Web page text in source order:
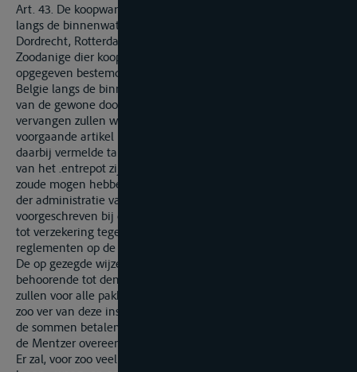
Art. 43. De koopwaren, komende uit Belgie of van den Rijn
langs de binnenwateren, zullen in de entrepots van
Dordrecht, Rotterdam en Amsterdam worden toegelaten.
Zoodanige dier koopwaren, welke later zouden worden
opgegeven bestemd te zijn, het zij voor den Rijn, het zij voor
Belgie langs de binnenwateren, zullen insgelijks bevrijd zijn
van de gewone doorvoer-regten, die, voor dat geval,
vervangen zullen worden door het vaste regt bij het
voorgaande artikel bepaald, en door die begrepen in de
daarbij vermelde tarieven, onverschillig welke ook de plaats
van het .entrepot zij, die men onder de hierboven vermelde
zoude mogen hebben gekozen, behoudens de formaliteiten
der administratie van de in- en uitgaande regten,
voorgeschreven bij de algemeene Nederlandsche wetgeving,
tot verzekering tegen de sluikerij, en bij de plaatselijke
reglementen op de havenpolicie.
De op gezegde wijze in entrepot opgeslagen goederen, als
behoorende tot den handel tusschen Belgie en den Rijn,
zullen voor alle pakhuis-, kaai-, kraan- en waagregt, en voor
zoo ver van deze instellingen zal zijn gebruik gemaakt, slechts
de sommen betalen aangewezen als maximum in art. 69 van
de Mentzer overeenkomst.
Er zal, voor zoo veel de hoeveelheid betreft der gezegde kaai-,